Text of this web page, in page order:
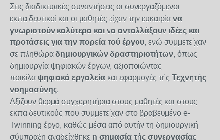
Στις διαδικτυακές συναντήσεις οι συνεργαζόμενοι
εκπαιδευτικοί και οι μαθητές είχαν την ευκαιρία να
γνωριστούν καλύτερα και να ανταλλάξουν ιδέες και
προτάσεις για την πορεία τού έργου, ενώ συμμετείχαν
σε πληθώρα δημιουργικών δραστηριοτήτων, όπως
δημιουργία ψηφιακών έργων, αξιοποιώντας
ποικίλα ψηφιακά εργαλεία και εφαρμογές τής Τεχνητής
νοημοσύνης.
Αξίζουν θερμά συγχαρητήρια στους μαθητές και στους
εκπαιδευτικούς που συμμετείχαν στο βραβευμένο e-
Twinning έργο, καθώς μέσα από αυτήν τη δημιουργική
σύμπραξη αναδείχθηκε η σημασία τής συνεργασίας